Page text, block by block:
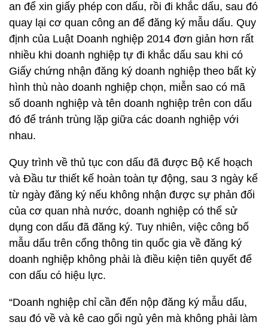
an để xin giấy phép con dấu, rồi đi khắc dấu, sau đó
quay lại cơ quan công an để đăng ký mẫu dấu. Quy
định của Luật Doanh nghiệp 2014 đơn giản hơn rất
nhiều khi doanh nghiệp tự đi khắc dấu sau khi có
Giấy chứng nhận đăng ký doanh nghiệp theo bất kỳ
hình thù nào doanh nghiệp chọn, miễn sao có mã
số doanh nghiệp và tên doanh nghiệp trên con dấu
đó để tránh trùng lặp giữa các doanh nghiệp với
nhau.
Quy trình về thủ tục con dấu đã được Bộ Kế hoạch
và Đầu tư thiết kế hoàn toàn tự động, sau 3 ngày kể
từ ngày đăng ký nếu không nhận được sự phản đối
của cơ quan nhà nước, doanh nghiệp có thể sử
dụng con dấu đã đăng ký. Tuy nhiên, việc công bố
mẫu dấu trên cổng thông tin quốc gia về đăng ký
doanh nghiệp không phải là điều kiện tiên quyết để
con dấu có hiệu lực.
“Doanh nghiệp chỉ cần đến nộp đăng ký mẫu dấu,
sau đó về và kê cao gối ngủ yên mà không phải làm